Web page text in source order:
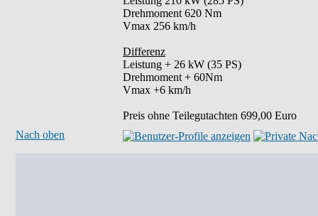
Drehmoment 620 Nm
Vmax 256 km/h
Differenz
Leistung + 26 kW (35 PS)
Drehmoment + 60Nm
Vmax +6 km/h
Preis ohne Teilegutachten 699,00 Euro
Nach oben